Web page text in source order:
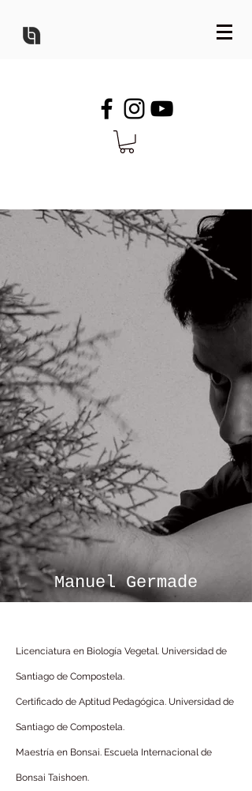
Manuel Germade
Licenciatura en Biología Vegetal. Universidad de
Santiago de Compostela.
Certificado de Aptitud Pedagógica. Universidad de
Santiago de Compostela.
Maestría en Bonsai. Escuela Internacional de
Bonsai Taishoen.